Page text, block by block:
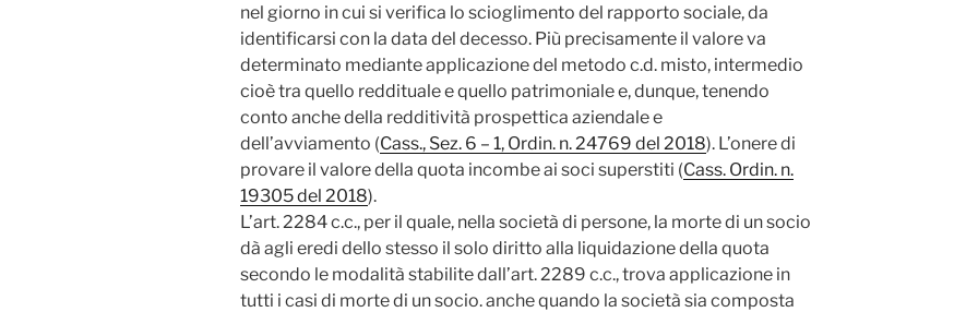
nel giorno in cui si verifica lo scioglimento del rapporto sociale, da
identificarsi con la data del decesso. Più precisamente il valore va
determinato mediante applicazione del metodo c.d. misto, intermedio
cioè tra quello reddituale e quello patrimoniale e, dunque, tenendo
conto anche della redditività prospettica aziendale e
dell’avviamento (Cass., Sez. 6 – 1, Ordin. n. 24769 del 2018). L’onere di
provare il valore della quota incombe ai soci superstiti (Cass. Ordin. n.
19305 del 2018).
L’art. 2284 c.c., per il quale, nella società di persone, la morte di un socio
dà agli eredi dello stesso il solo diritto alla liquidazione della quota
secondo le modalità stabilite dall’art. 2289 c.c., trova applicazione in
tutti i casi di morte di un socio. anche quando la società sia composta